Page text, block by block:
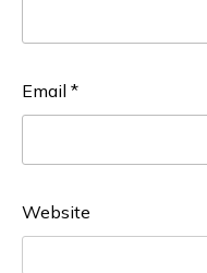
Email *
Website